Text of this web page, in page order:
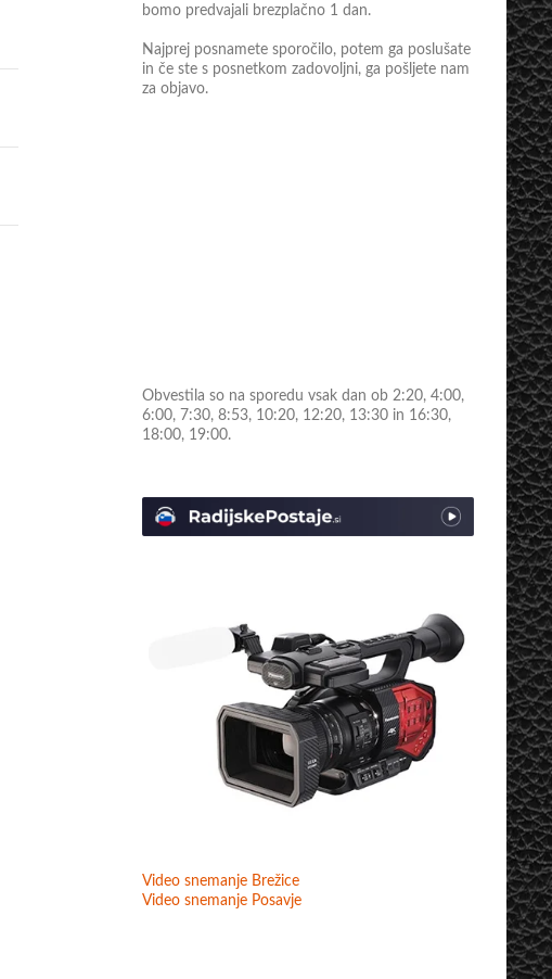
bomo predvajali brezplačno 1 dan.
Najprej posnamete sporočilo, potem ga poslušate
in če ste s posnetkom zadovoljni, ga pošljete nam
za objavo.
Obvestila so na sporedu vsak dan ob 2:20, 4:00,
6:00, 7:30, 8:53, 10:20, 12:20, 13:30 in 16:30,
18:00, 19:00.
Video snemanje Brežice
Video snemanje Posavje